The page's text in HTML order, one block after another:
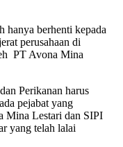
hanya berhenti kepada
perusahaan di
PT Avona Mina
Perikanan harus
pejabat yang
Mina Lestari dan SIPI
yang telah lalai